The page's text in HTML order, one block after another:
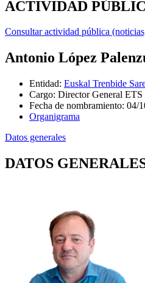
ACTIVIDAD
Consultar actividad pública
Antonio López
Entidad: Euskal Trenbide
Cargo: Director General ETS
Fecha de nombramiento: 04/
Organigrama
Datos generales
DATOS